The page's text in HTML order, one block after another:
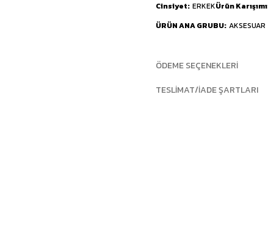
Cinsiyet ERKEKÜrün Karışımı
ÜRÜN ANA GRUBU AKSESUAR
ÖDEME SEÇENEKLERI
TESLIMAT/İADE ŞARTLARI